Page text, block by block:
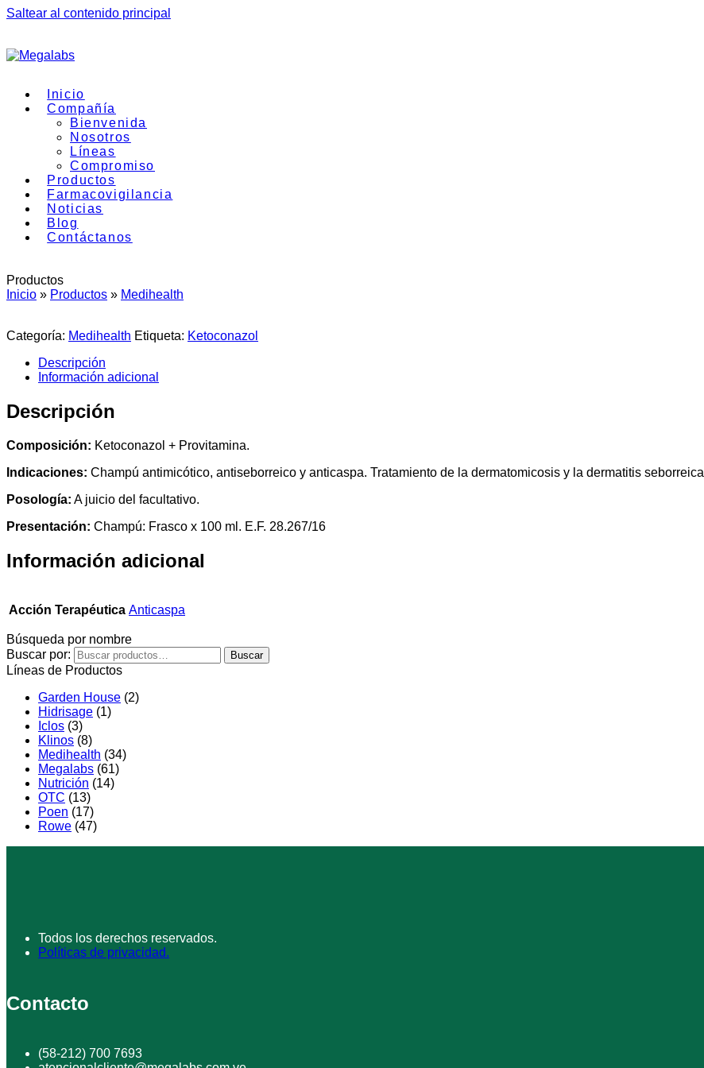
Saltear al contenido principal
Inicio
Compañía
Bienvenida
Nosotros
Líneas
Compromiso
Productos
Farmacovigilancia
Noticias
Blog
Contáctanos
Productos
Inicio » Productos » Medihealth
Categoría: Medihealth Etiqueta: Ketoconazol
Descripción
Información adicional
Descripción
Composición: Ketoconazol + Provitamina.
Indicaciones: Champú antimicótico, antiseborreico y anticaspa. Tratamiento de la dermatomicosis y la dermatitis seborreica
Posología: A juicio del facultativo.
Presentación: Champú: Frasco x 100 ml. E.F. 28.267/16
Información adicional
Acción Terapéutica Anticaspa
Búsqueda por nombre
Buscar por:
Buscar
Líneas de Productos
Garden House (2)
Hidrisage (1)
Iclos (3)
Klinos (8)
Medihealth (34)
Megalabs (61)
Nutrición (14)
OTC (13)
Poen (17)
Rowe (47)
Todos los derechos reservados.
Políticas de privacidad.
Contacto
(58-212) 700 7693